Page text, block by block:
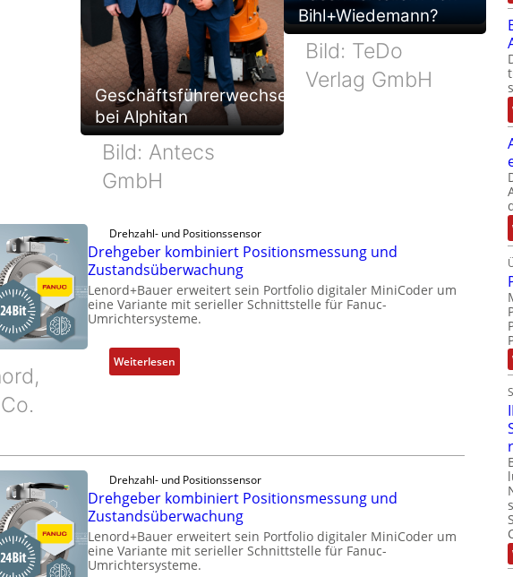
Geschäftsführerwechsel
bei Alphitan
Bild: Antecs
GmbH
Bihl+Wiedemann?
Bild: TeDo
Verlag GmbH
Drehzahl- und Positionssensor
Drehgeber kombiniert Positionsmessung und
Zustandsüberwachung
Lenord+Bauer erweitert sein Portfolio digitaler MiniCoder um
eine Variante mit serieller Schnittstelle für Fanuc-
Umrichtersysteme.
Weiterlesen:
D
g
e
b
e
k
o
Drehzahl- und Positionssensor
Drehgeber kombiniert Positionsmessung und
Zustandsüberwachung
Lenord+Bauer erweitert sein Portfolio digitaler MiniCoder um
eine Variante mit serieller Schnittstelle für Fanuc-
Umrichtersysteme.